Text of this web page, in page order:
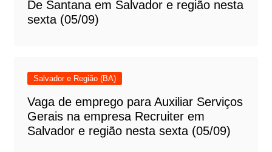
De Santana em Salvador e região nesta
sexta (05/09)
Salvador e Região (BA)
Vaga de emprego para Auxiliar Serviços
Gerais na empresa Recruiter em
Salvador e região nesta sexta (05/09)